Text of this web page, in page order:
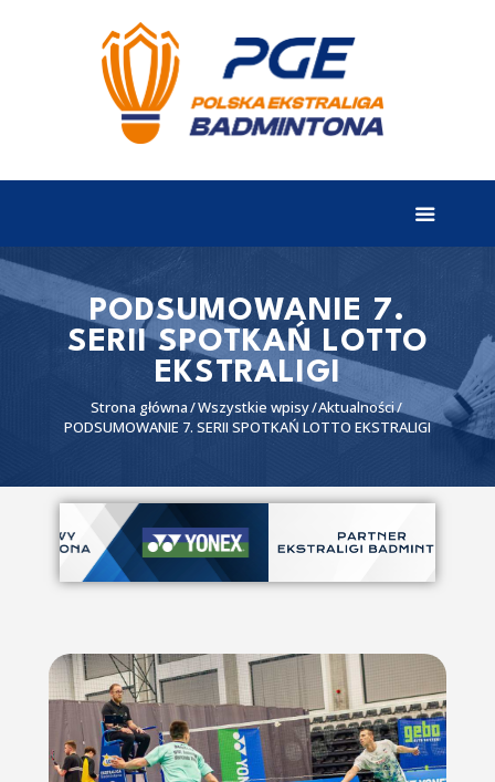
PODSUMOWANIE 7.
SERII SPOTKAŃ LOTTO
EKSTRALIGI
Strona główna Wszystkie wpisy Aktualności
PODSUMOWANIE 7. SERII SPOTKAŃ LOTTO EKSTRALIGI
EKSTRALIGA
Aktualności
Wyniki
Terminarz
Partnerzy
I liga